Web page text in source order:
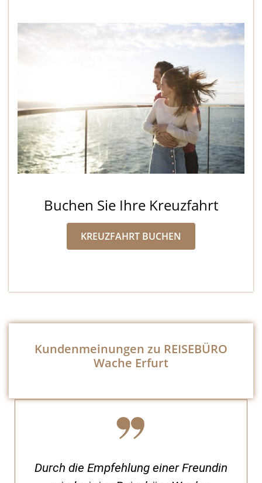
Buchen Sie Ihre Kreuzfahrt
KREUZFAHRT BUCHEN
Kundenmeinungen zu REISEBÜRO
Wache Erfurt
Durch die Empfehlung einer Freundin